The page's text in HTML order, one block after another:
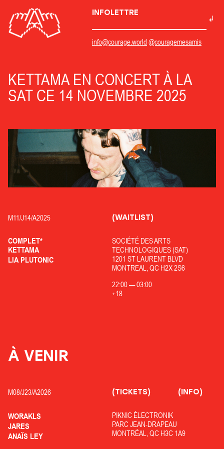
INFOLETTRE
info@courage.world @couragemesamis
KETTAMA EN CONCERT À LA
SAT CE 14 NOVEMBRE 2025
M11/J14/A2025
COMPLET*
KETTAMA
LIA PLUTONIC
SOCIÉTÉ DES ARTS
TECHNOLOGIQUES (SAT)
1201 ST LAURENT BLVD
MONTREAL, QC H2X 2S6
22:00—03:00
+18
(WAITLIST)
À VENIR
M08/J23/A2026
WORAKLS
JARES
ANAÏS LEY
PIKNIC ÉLECTRONIK
PARC JEAN-DRAPEAU
MONTRÉAL, QC H3C 1A9
(TICKETS) (INFO)